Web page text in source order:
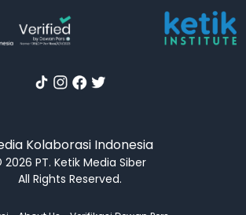
Kolaborasi Indonesia
2026 PT. Ketik Media Siber
All Rights Reserved.